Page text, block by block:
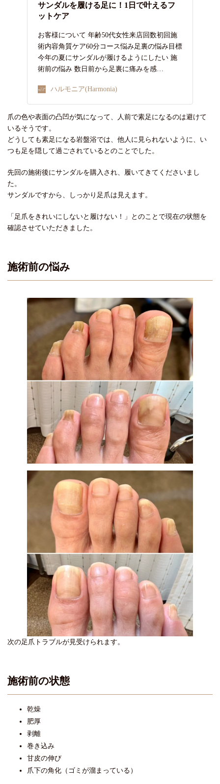
サンダルを履ける足に！1日で叶えるフ
ットケア
お客様について 年齢50代女性来店回数初回施
術内容角質ケア60分コース悩み足裏の悩み目標
今年の夏にサンダルが履けるようにしたい 施
術前の悩み 数日前から足裏に痛みを感…
ハルモニア(Harmonia)
爪の色や表面の凸凹が気になって、人前で素足になるのは避けて
いるそうです。
どうしても素足になる岩盤浴では、他人に見られないように、い
つも足を隠して過ごされているとのことでした。
先回の施術後にサンダルを購入され、履いてきてくださいまし
た。
サンダルですから、しっかり足爪は見えます。
「足爪をきれいにしないと履けない！」とのことで現在の状態を
確認させていただきました。
施術前の悩み
次の足爪トラブルが見受けられます。
施術前の状態
乾燥
肥厚
剥離
巻き込み
甘皮の伸び
爪下の角化（ゴミが溜まっている）